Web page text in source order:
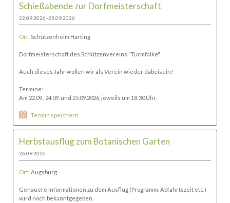
Schießabende zur Dorfmeisterschaft
22.09.2026–25.09.2026
Ort: Schützenheim Harting
Dorfmeisterschaft des Schützenvereins "Turmfalke"
Auch dieses Jahr wollen wir als Verein wieder dabeisein!
Termine:
Am 22.09., 24.09. und 25.09.2026, jeweils um 18:30 Uhr.
Termin speichern
Herbstausflug zum Botanischen Garten
26.09.2026
Ort:Augsburg
Genauere Informationen zu dem Ausflug (Programm, Abfahrtszeit etc.)
wird noch bekanntgegeben.